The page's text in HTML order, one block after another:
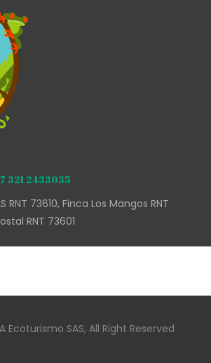
321 2433035
RNT 73610, Finca Los Mangos RNT
RNT 73601
Ecoturismo SAS, All Right Reserved